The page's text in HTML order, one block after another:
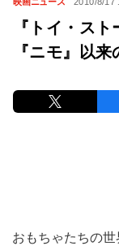
『トイ・ス
『ニモ』以
おもちゃたちの